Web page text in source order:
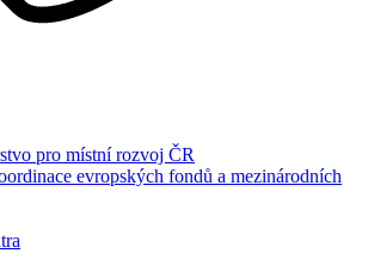
pro místní rozvoj ČR
evropských fondů a mezinárodních